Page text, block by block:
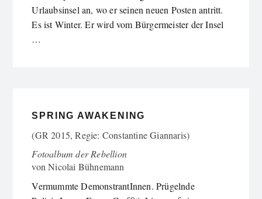
Urlaubsinsel an, wo er seinen neuen Posten antritt.
Es ist Winter. Er wird vom Bürgermeister der Insel
…
SPRING AWAKENING
(GR 2015, Regie: Constantine Giannaris)
Fotoalbum der Rebellion
vonNicolai Bühnemann
Vermummte DemonstrantInnen. Prügelnde